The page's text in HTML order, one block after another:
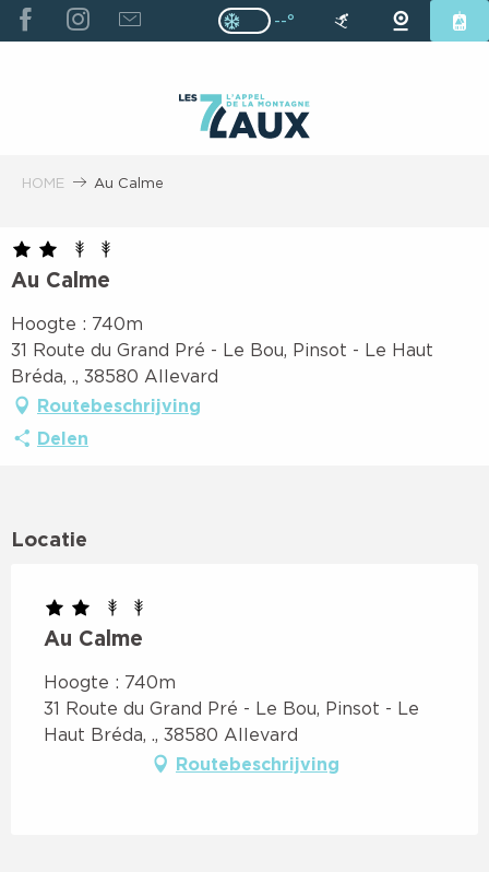
ALLER
AU
Page D’accueil Actuelle Hiver :
Page D’accueil Actuelle
--°
HOME Au Calme
Au Calme
Hoogte : 740m
31 Route du Grand Pré - Le Bou, Pinsot - Le Haut
Bréda, ., 38580 Allevard
Routebeschrijving
Delen
Locatie
Au Calme
Hoogte : 740m
31 Route du Grand Pré - Le Bou, Pinsot - Le
Haut Bréda, ., 38580 Allevard
Routebeschrijving